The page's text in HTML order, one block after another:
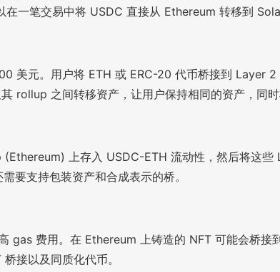
在一笔交易中将 USDC 直接从 Ethereum 转移到
美元。用户将 ETH 或 ERC-20 代币桥接到 Layer 2
rollup 之间转移资产，让用户保持相同的资产，同时
上存入 USDC-ETH 流动性，然后将这
要支持包装资产和合成表示的桥。
gas 费用。在 Ethereum 上铸造的 NFT 可能会桥
接以及同质化代币。